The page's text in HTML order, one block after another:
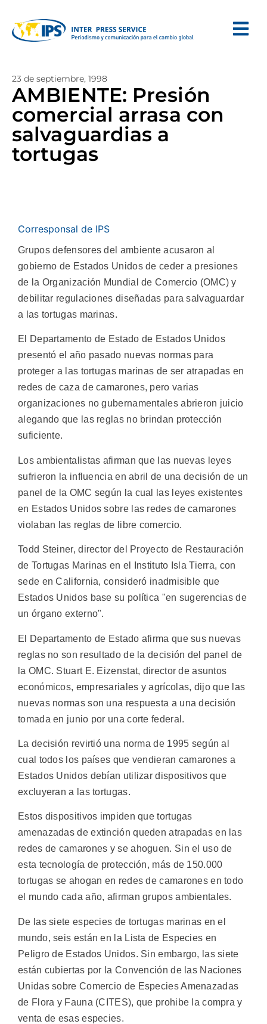
23 de septiembre, 1998
AMBIENTE: Presión
comercial arrasa con
salvaguardias a
tortugas
Corresponsal de IPS
Grupos defensores del ambiente acusaron al
gobierno de Estados Unidos de ceder a presiones
de la Organización Mundial de Comercio (OMC) y
debilitar regulaciones diseñadas para salvaguardar
a las tortugas marinas.
El Departamento de Estado de Estados Unidos
presentó el año pasado nuevas normas para
proteger a las tortugas marinas de ser atrapadas en
redes de caza de camarones, pero varias
organizaciones no gubernamentales abrieron juicio
alegando que las reglas no brindan protección
suficiente.
Los ambientalistas afirman que las nuevas leyes
sufrieron la influencia en abril de una decisión de un
panel de la OMC según la cual las leyes existentes
en Estados Unidos sobre las redes de camarones
violaban las reglas de libre comercio.
Todd Steiner, director del Proyecto de Restauración
de Tortugas Marinas en el Instituto Isla Tierra, con
sede en California, consideró inadmisible que
Estados Unidos base su política "en sugerencias de
un órgano externo".
El Departamento de Estado afirma que sus nuevas
reglas no son resultado de la decisión del panel de
la OMC. Stuart E. Eizenstat, director de asuntos
económicos, empresariales y agrícolas, dijo que las
nuevas normas son una respuesta a una decisión
tomada en junio por una corte federal.
La decisión revirtió una norma de 1995 según al
cual todos los países que vendieran camarones a
Estados Unidos debían utilizar dispositivos que
excluyeran a las tortugas.
Estos dispositivos impiden que tortugas
amenazadas de extinción queden atrapadas en las
redes de camarones y se ahoguen. Sin el uso de
esta tecnología de protección, más de 150.000
tortugas se ahogan en redes de camarones en todo
el mundo cada año, afirman grupos ambientales.
De las siete especies de tortugas marinas en el
mundo, seis están en la Lista de Especies en
Peligro de Estados Unidos. Sin embargo, las siete
están cubiertas por la Convención de las Naciones
Unidas sobre Comercio de Especies Amenazadas
de Flora y Fauna (CITES), que prohibe la compra y
venta de esas especies.